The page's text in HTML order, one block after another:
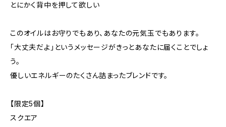
とにかく背中を押して欲しい
このオイルはお守りでもあり、あなたの元気玉でもあります。
「大丈夫だよ」というメッセージがきっとあなたに届くことでしょ
う。
優しいエネルギーのたくさん詰まったブレンドです。
【限定5個】
スクエア